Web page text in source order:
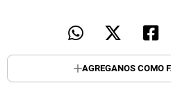
AGREGANOS COMO